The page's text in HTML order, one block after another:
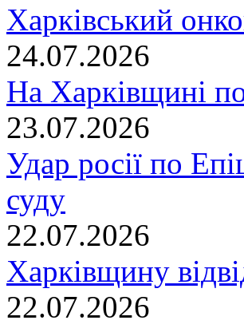
Харківський
24.07.2026
На Харківщині
23.07.2026
Удар росії по
суду
22.07.2026
Харківщину
22.07.2026